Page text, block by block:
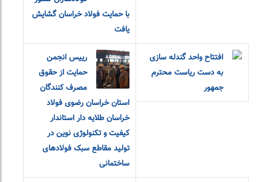
با حمایت فولاد خراسان گشایش
یافت
افتتاح واحد گندله سازی
به دست ریاست محترم
جمهور
رییس انجمن
حمایت از حقوق
مصرف کنندگان
استان خراسان رضوی فولاد
خراسان طلایه دار استاندار
کیفیت و تکنولوژی نوین در
تولید مقاطع سبک فولادهای
ساختمانی